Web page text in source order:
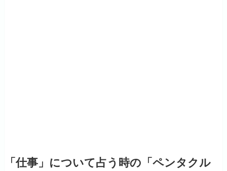
「仕事」について占う時の「ペンタクル